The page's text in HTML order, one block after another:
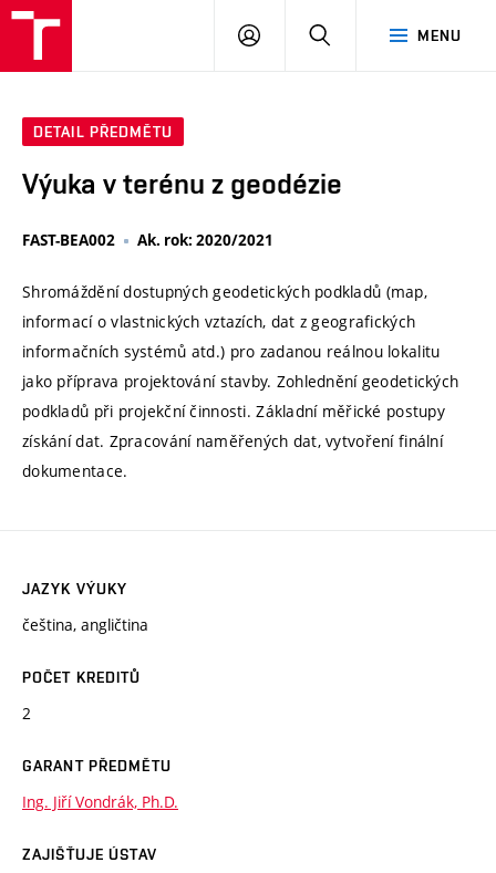
MENU
PŘIHLÁSIT
DETAIL PŘEDMĚTU
Výuka v terénu z geodézie
FAST-BEA002 Ak. rok: 2020/2021
Shromáždění dostupných geodetických podkladů (map,
informací o vlastnických vztazích, dat z geografických
informačních systémů atd.) pro zadanou reálnou lokalitu
jako příprava projektování stavby. Zohlednění geodetických
podkladů při projekční činnosti. Základní měřické postupy
získání dat. Zpracování naměřených dat, vytvoření finální
dokumentace.
JAZYK VÝUKY
čeština, angličtina
POČET KREDITŮ
2
GARANT PŘEDMĚTU
Ing. Jiří Vondrák, Ph.D.
ZAJIŠŤUJE ÚSTAV